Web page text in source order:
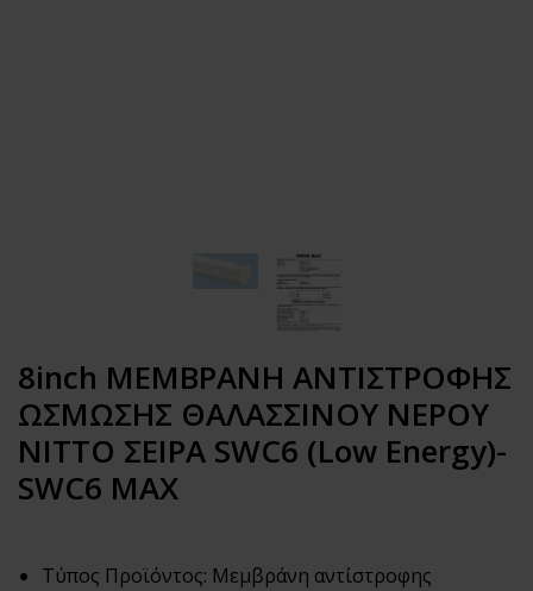
8inch ΜΕΜΒΡΑΝΗ ΑΝΤΙΣΤΡΟΦΗΣ
ΩΣΜΩΣΗΣ ΘΑΛΑΣΣΙΝΟΥ ΝΕΡΟΥ
NITTO ΣΕΙΡΑ SWC6 (Low Energy)-
SWC6 MAX
Τύπος Προϊόντος: Μεμβράνη αντίστροφης